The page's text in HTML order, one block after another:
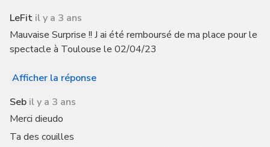
LeFit il y a 3 ans
Mauvaise Surprise !! J ai été remboursé de ma place pour le
spectacle à Toulouse le 02/04/23
Afficher la réponse
Seb il y a 3 ans
Merci dieudo
Ta des couilles